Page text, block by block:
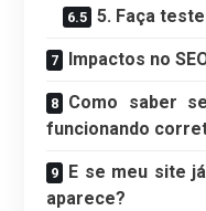
5. Faça
Impactos no
Como saber
funcionando
E se meu site
aparece?